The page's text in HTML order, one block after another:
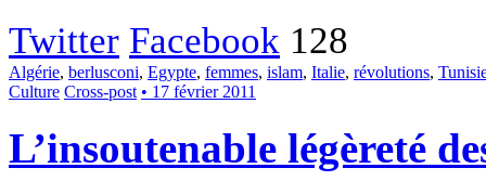
Twitter Facebook 128
Algérie, berlusconi, Egypte, femmes, islam, Italie, révolutions,
Culture Cross-post • 17 février 2011
L’insoutenable légèreté